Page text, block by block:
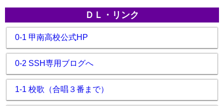
ＤＬ・リンク
0-1 甲南高校公式HP
0-2 SSH専用ブログへ
1-1 校歌（合唱３番まで）